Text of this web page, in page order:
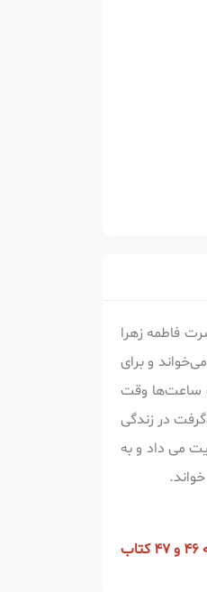
فاطمه زهرا
و برای
و ساعت‌ها وقت
در زندگی
می داد و به